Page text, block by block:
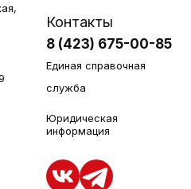
Контакты
8 (423) 675-00-85
Единая справочная
служба
Юридическая
информация